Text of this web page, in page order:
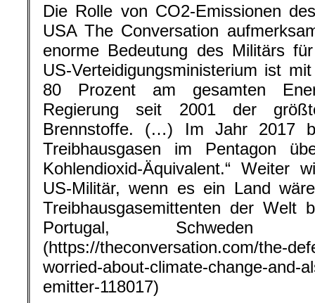
Die Rolle von CO2-Emissionen
USA The Conversation
enorme Bedeutung des Militärs
US-Verteidigungsministerium ist
80 Prozent am gesamten
Regierung seit 2001 der
Brennstoffe. (…) Im Jahr 2017
Treibhausgasen im Pentagon
Kohlendioxid-Äquivalent.“ Weiter
US-Militär, wenn es ein Land
Treibhausgasemittenten der Welt
Portugal, Schweden
(https://theconversation.com/the-
worried-about-climate-change-and-
emitter-118017)